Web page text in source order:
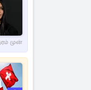
முன்